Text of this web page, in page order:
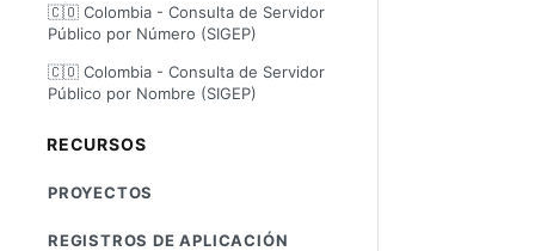
🇨🇴 Colombia - Consulta de Servidor
Público por Número (SIGEP)
🇨🇴 Colombia - Consulta de Servidor
Público por Nombre (SIGEP)
RECURSOS
PROYECTOS
REGISTROS DE APLICACIÓN